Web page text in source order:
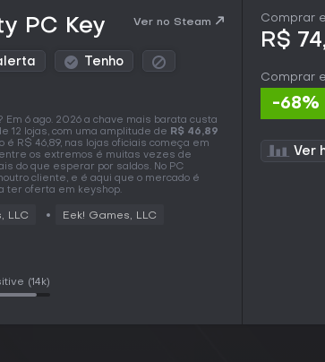
PC Key Ver no Steam
Tenho
Em 6 ago. 2026 a chave mais barata custa
12 lojas, com uma amplitude de R$ 46,89
é R$ 46,89, nas lojas oficiais começa em
os extremos é muitas vezes de
do que esperar por saldos. No PC
cliente, e é aqui que o mercado é
ter oferta em keyshop.
LLC Eek! Games, LLC
(14k)
Comprar
R$
Comprar
-68%
Ver